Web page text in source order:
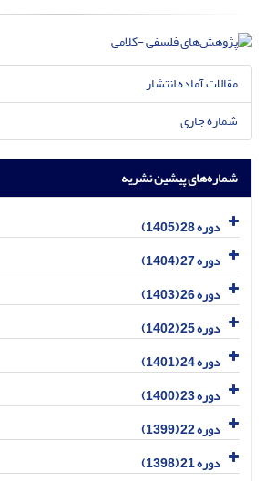
مقالات آماده انتشار
شماره جاری
شماره‌های پیشین نشریه
دوره 28 (1405)
دوره 27 (1404)
دوره 26 (1403)
دوره 25 (1402)
دوره 24 (1401)
دوره 23 (1400)
دوره 22 (1399)
دوره 21 (1398)